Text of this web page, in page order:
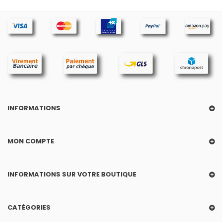
INFORMATIONS
MON COMPTE
INFORMATIONS SUR VOTRE BOUTIQUE
CATÉGORIES